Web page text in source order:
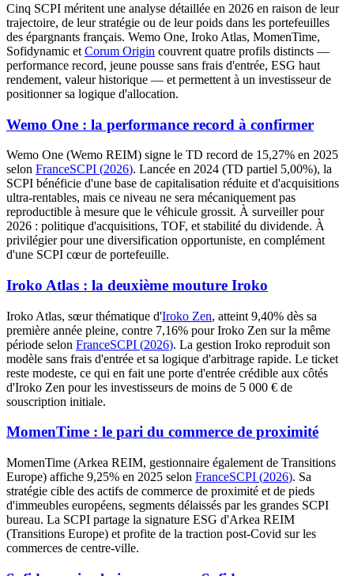
Cinq SCPI méritent une analyse détaillée en 2026 en raison de leur
trajectoire, de leur stratégie ou de leur poids dans les portefeuilles
des épargnants français. Wemo One, Iroko Atlas, MomenTime,
Sofidynamic et Corum Origin couvrent quatre profils distincts —
performance record, jeune pousse sans frais d'entrée, ESG haut
rendement, valeur historique — et permettent à un investisseur de
positionner sa logique d'allocation.
Wemo One : la performance record à confirmer
Wemo One (Wemo REIM) signe le TD record de 15,27% en 2025
selon FranceSCPI (2026). Lancée en 2024 (TD partiel 5,00%), la
SCPI bénéficie d'une base de capitalisation réduite et d'acquisitions
ultra-rentables, mais ce niveau ne sera mécaniquement pas
reproductible à mesure que le véhicule grossit. À surveiller pour
2026 : politique d'acquisitions, TOF, et stabilité du dividende. À
privilégier pour une diversification opportuniste, en complément
d'une SCPI cœur de portefeuille.
Iroko Atlas : la deuxième mouture Iroko
Iroko Atlas, sœur thématique d'Iroko Zen, atteint 9,40% dès sa
première année pleine, contre 7,16% pour Iroko Zen sur la même
période selon FranceSCPI (2026). La gestion Iroko reproduit son
modèle sans frais d'entrée et sa logique d'arbitrage rapide. Le ticket
reste modeste, ce qui en fait une porte d'entrée crédible aux côtés
d'Iroko Zen pour les investisseurs de moins de 5 000 € de
souscription initiale.
MomenTime : le pari du commerce de proximité
MomenTime (Arkea REIM, gestionnaire également de Transitions
Europe) affiche 9,25% en 2025 selon FranceSCPI (2026). Sa
stratégie cible des actifs de commerce de proximité et de pieds
d'immeubles européens, segments délaissés par les grandes SCPI
bureau. La SCPI partage la signature ESG d'Arkea REIM
(Transitions Europe) et profite de la traction post-Covid sur les
commerces de centre-ville.